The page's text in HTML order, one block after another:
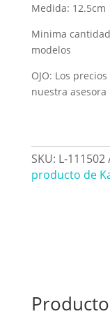
Medida: 12.5cm
Minima
modelos
OJO: Los
nuestra asesora
SKU: L-111502
producto de